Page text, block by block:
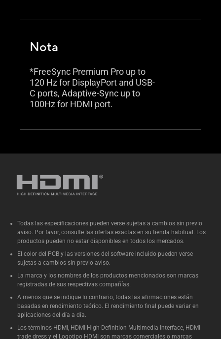
Nota
*FreeSync Premium Pro up to
120 Hz for DisplayPort and USB-
C ports, Adaptive-Sync up to
100Hz for HDMI port.
Todas las especificaciones pueden verse sujetas a cambios sin previo
aviso. Por favor, consulte las ofertas exactas en su tienda habitual. Los
productos pueden no estar disponibles en todos los mercados.
El color del PCB y las versiones del software incluido pueden verse
sujetas a cambios sin previo aviso.
La marca y los nombres de los productos mencionados son marcas
registradas de sus respectivas compañías.
A menos que se indique lo contrario, todas las afirmaciones están
basadas en rendimiento teórico. El rendimiento final puede variar en
aplicaciones del día a día.
Los términos HDMI, HDMI High-Definition Multimedia Interface, HDMI
trade dress y el Logotipo HDMI son marcas comerciales o marcas